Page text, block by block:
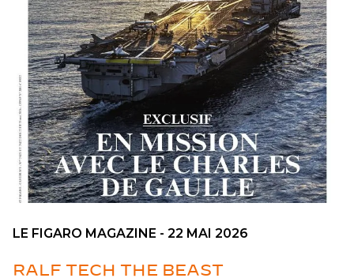
LE FIGARO MAGAZINE - 22 MAI 2026
RALF TECH THE BEAST